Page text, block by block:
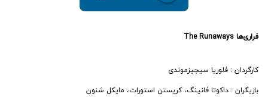
فراری‌ها The Runaways
کارگردان : فلوریا سیجیزموندی
بازیگران : داکوتا فانینگ، کریستن استورات، مایکل شنون